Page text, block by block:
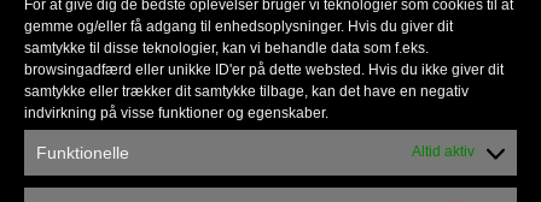
For at give dig de bedste oplevelser bruger vi teknologier som cookies til at
gemme og/eller få adgang til enhedsoplysninger. Hvis du giver dit
samtykke til disse teknologier, kan vi behandle data som f.eks.
browsingadfærd eller unikke ID'er på dette websted. Hvis du ikke giver dit
samtykke eller trækker dit samtykke tilbage, kan det have en negativ
indvirkning på visse funktioner og egenskaber.
Funktionelle Altid aktiv
* skal udfyldes
E-mail*